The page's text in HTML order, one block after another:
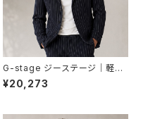
G-stage ジーステージ｜軽量
＆ドライニットジャージジャケッ
ト｜洗濯可能 オンオフ 150205
¥20,273